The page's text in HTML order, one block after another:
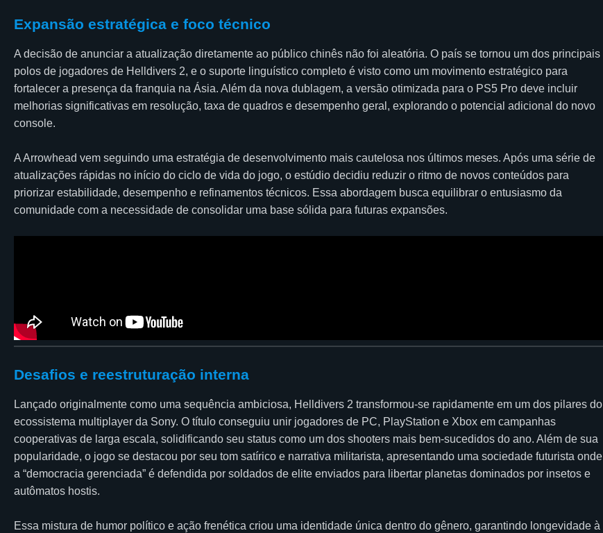
Expansão estratégica e foco técnico
A decisão de anunciar a atualização diretamente ao público chinês não foi aleatória. O país se tornou um dos principais
polos de jogadores de Helldivers 2, e o suporte linguístico completo é visto como um movimento estratégico para
fortalecer a presença da franquia na Ásia. Além da nova dublagem, a versão otimizada para o PS5 Pro deve incluir
melhorias significativas em resolução, taxa de quadros e desempenho geral, explorando o potencial adicional do novo
console.
A Arrowhead vem seguindo uma estratégia de desenvolvimento mais cautelosa nos últimos meses. Após uma série de
atualizações rápidas no início do ciclo de vida do jogo, o estúdio decidiu reduzir o ritmo de novos conteúdos para
priorizar estabilidade, desempenho e refinamentos técnicos. Essa abordagem busca equilibrar o entusiasmo da
comunidade com a necessidade de consolidar uma base sólida para futuras expansões.
Desafios e reestruturação interna
Lançado originalmente como uma sequência ambiciosa, Helldivers 2 transformou-se rapidamente em um dos pilares do
ecossistema multiplayer da Sony. O título conseguiu unir jogadores de PC, PlayStation e Xbox em campanhas
cooperativas de larga escala, solidificando seu status como um dos shooters mais bem-sucedidos do ano. Além de sua
popularidade, o jogo se destacou por seu tom satírico e narrativa militarista, apresentando uma sociedade futurista onde
a “democracia gerenciada” é defendida por soldados de elite enviados para libertar planetas dominados por insetos e
autômatos hostis.
Essa mistura de humor político e ação frenética criou uma identidade única dentro do gênero, garantindo longevidade à